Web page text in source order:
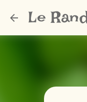
Le